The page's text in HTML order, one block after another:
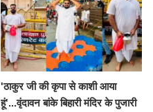
'ठाकुर जी की कृपा से काशी आया
हूं'...वृंदावन बांके बिहारी मंदिर के पुजारी